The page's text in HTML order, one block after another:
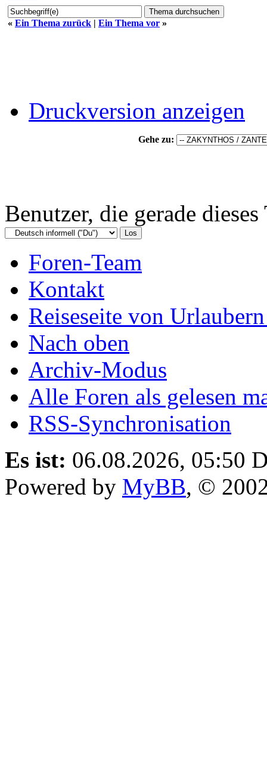
« Ein Thema zurück | Ein Thema vor »
Druckversion anzeigen
Gehe zu:
Benutzer, die gerade
Foren-Team
Kontakt
Reiseseite von
Nach oben
Archiv-Modus
Alle Foren als gelesen
RSS-Synchronisation
Es ist: 06.08.2026, 05:50
Powered by MyBB, ©